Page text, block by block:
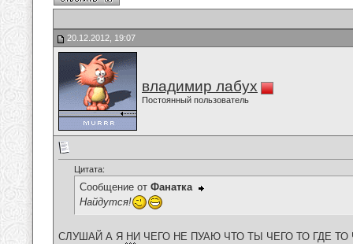
20.12.2012, 19:07
владимир лабух
Постоянный пользователь
Цитата:
Сообщение от Фанатка
Найдутся!
СЛУШАЙ А Я НИ ЧЕГО НЕ ПУАЮ ЧТО ТЫ ЧЕГО ТО ГДЕ